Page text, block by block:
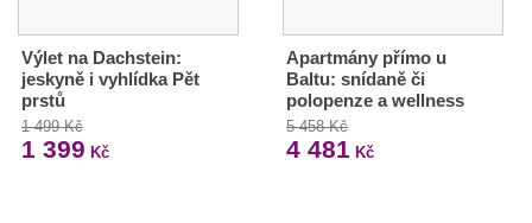
Výlet na Dachstein:
jeskyně i vyhlídka Pět
prstů
1 499 Kč
1 399 Kč
Apartmány přímo u
Baltu: snídaně či
polopenze a wellness
5 458 Kč
4 481 Kč